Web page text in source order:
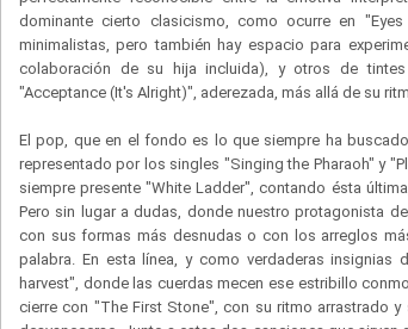
dominante cierto clasicismo, como ocurre en
minimalistas, pero también hay espacio para
colaboración de su hija incluida), y otros de
"Acceptance (It's Alright)", aderezada, más allá de su
El pop, que en el fondo es lo que siempre ha
representado por los singles "Singing the Pharaoh" y
siempre presente "White Ladder", contando ésta
Pero sin lugar a dudas, donde nuestro protagonista
con sus formas más desnudas o con los arreglos
palabra. En esta línea, y como verdaderas
harvest", donde las cuerdas mecen ese estribillo
cierre con "The First Stone", con su ritmo arrastrado